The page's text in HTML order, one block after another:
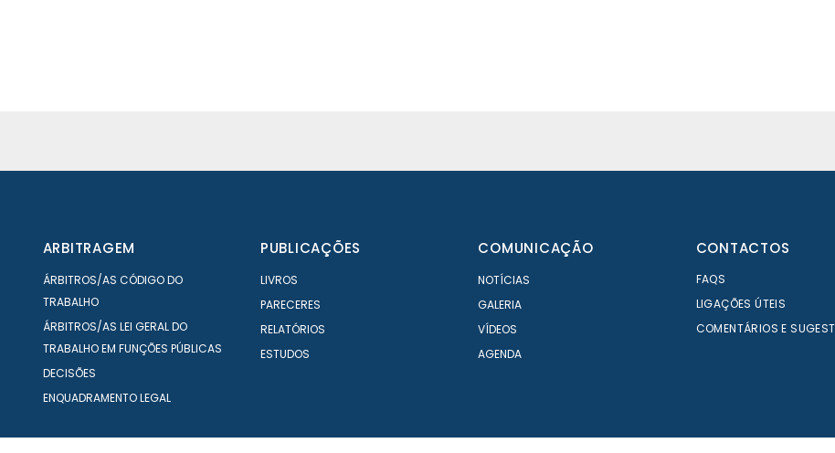
ARBITRAGEM
ÁRBITROS/AS CÓDIGO DO
TRABALHO
ÁRBITROS/AS LEI GERAL DO
TRABALHO EM FUNÇÕES PÚBLICAS
DECISÕES
ENQUADRAMENTO LEGAL
PUBLICAÇÕES
LIVROS
PARECERES
RELATÓRIOS
ESTUDOS
COMUNICAÇÃO
NOTÍCIAS
GALERIA
VÍDEOS
AGENDA
CONTACTOS
FAQS
LIGAÇÕES ÚTEIS
COMENTÁRIOS E